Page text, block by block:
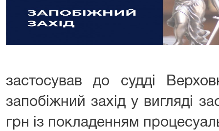
застосував до судді
запобіжний захід у вигляді
грн із покладенням